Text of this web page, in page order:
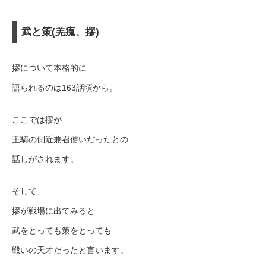
武と策(羌瘣、摎)
摎について本格的に
語られるのは163話頃から。
ここでは摎が
王騎の側近兼召使いだったとの
話しがされます。
そして、
摎が戦場に出てみると
武をとっても策をとっても
戦いの天才だったと言います。